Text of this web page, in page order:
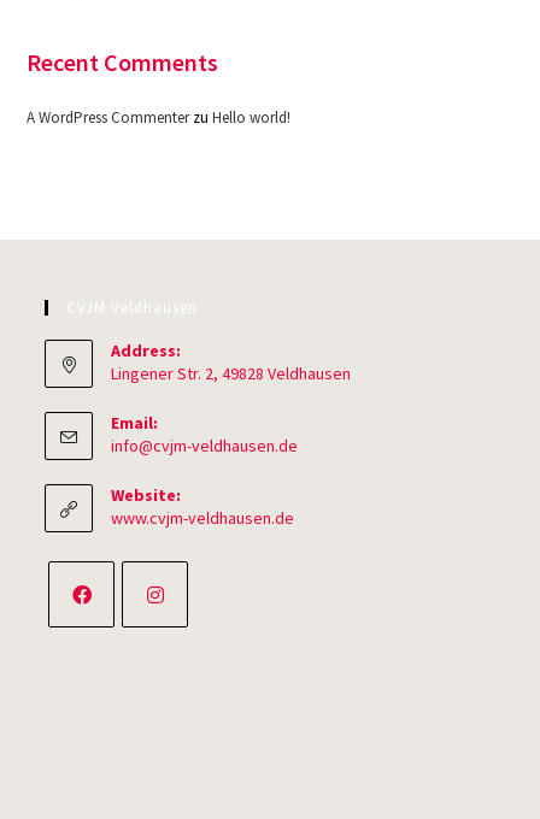
Recent Comments
A WordPress CommenterzuHello world!
CVJM Veldhausen
Address:
Lingener Str. 2, 49828 Veldhausen
Email:
info@cvjm-veldhausen.de
Website:
www.cvjm-veldhausen.de